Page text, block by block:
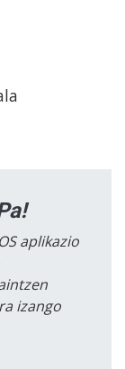
aplikazio
izango